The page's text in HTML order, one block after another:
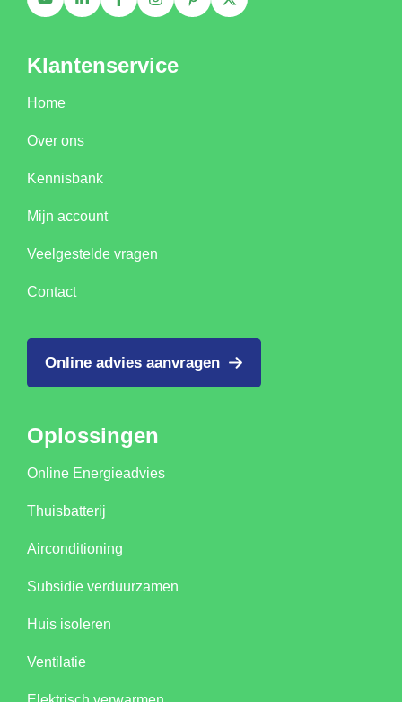
Klantenservice
Home
Over ons
Kennisbank
Mijn account
Veelgestelde vragen
Contact
Online advies aanvragen
Oplossingen
Online Energieadvies
Thuisbatterij
Airconditioning
Subsidie verduurzamen
Huis isoleren
Ventilatie